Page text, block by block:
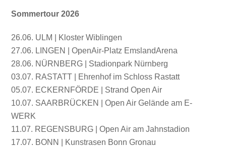
Sommertour 2026
26.06. ULM | Kloster Wiblingen
27.06. LINGEN | OpenAir-Platz EmslandArena
28.06. NÜRNBERG | Stadionpark Nürnberg
03.07. RASTATT | Ehrenhof im Schloss Rastatt
05.07. ECKERNFÖRDE | Strand Open Air
10.07. SAARBRÜCKEN | Open Air Gelände am E-
WERK
11.07. REGENSBURG | Open Air am Jahnstadion
17.07. BONN | Kunstrasen Bonn Gronau